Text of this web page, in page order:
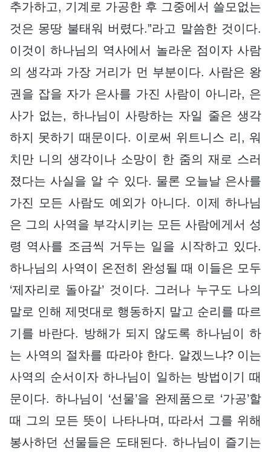
추가하고, 기계로 가공한 후 그중에서 쓸모없는
것은 몽땅 불태워 버렸다.”라고 말씀한 것이다.
이것이 하나님의 역사에서 놀라운 점이자 사람
의 생각과 가장 거리가 먼 부분이다. 사람은 왕
권을 잡을 자가 은사를 가진 사람이 아니라, 은
사가 없는, 하나님이 사랑하는 자일 줄은 생각
하지 못하기 때문이다. 이로써 위트니스 리, 워
치만 니의 생각이나 소망이 한 줌의 재로 스러
졌다는 사실을 알 수 있다. 물론 오늘날 은사를
가진 모든 사람도 예외가 아니다. 이제 하나님
은 그의 사역을 부각시키는 모든 사람에게서 성
령 역사를 조금씩 거두는 일을 시작하고 있다.
하나님의 사역이 온전히 완성될 때 이들은 모두
‘제자리로 돌아갈’ 것이다. 그러나 누구도 나의
말로 인해 제멋대로 행동하지 말고 순리를 따르
기를 바란다. 방해가 되지 않도록 하나님이 하
는 사역의 절차를 따라야 한다. 알겠느냐? 이는
사역의 순서이자 하나님이 일하는 방법이기 때
문이다. 하나님이 ‘선물’을 완제품으로 ‘가공’할
때 그의 모든 뜻이 나타나며, 따라서 그를 위해
봉사하던 선물들은 도태된다. 하나님이 즐기는